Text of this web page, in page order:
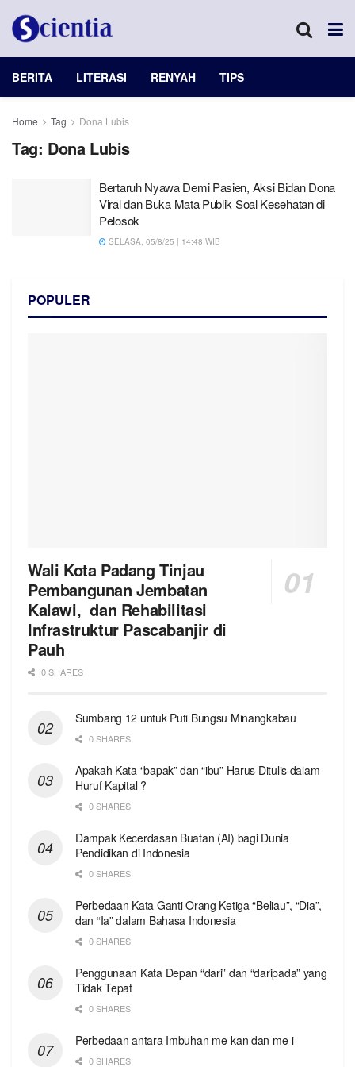
BERITA LITERASI RENYAH TIPS
Home Tag Dona Lubis
Tag: Dona Lubis
Bertaruh Nyawa Demi Pasien, Aksi Bidan Dona
Viral dan Buka Mata Publik Soal Kesehatan di
Pelosok
SELASA, 05/8/25 | 14:48 WIB
POPULER
Wali Kota Padang Tinjau
Pembangunan Jembatan
Kalawi, dan Rehabilitasi
Infrastruktur Pascabanjir di
Pauh
0 SHARES
Sumbang 12 untuk Puti Bungsu Minangkabau
0 SHARES
Apakah Kata “bapak” dan “ibu” Harus Ditulis dalam
Huruf Kapital ?
0 SHARES
Dampak Kecerdasan Buatan (AI) bagi Dunia
Pendidikan di Indonesia
0 SHARES
Perbedaan Kata Ganti Orang Ketiga “Beliau”, “Dia”,
dan “Ia” dalam Bahasa Indonesia
0 SHARES
Penggunaan Kata Depan “dari” dan “daripada” yang
Tidak Tepat
0 SHARES
Perbedaan antara Imbuhan me-kan dan me-i
0 SHARES